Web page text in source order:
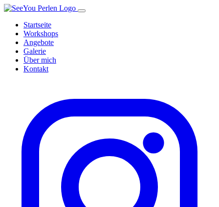
SeeYou Perlen – zur Startseite
Startseite
Workshops
Angebote
Galerie
Über mich
Kontakt